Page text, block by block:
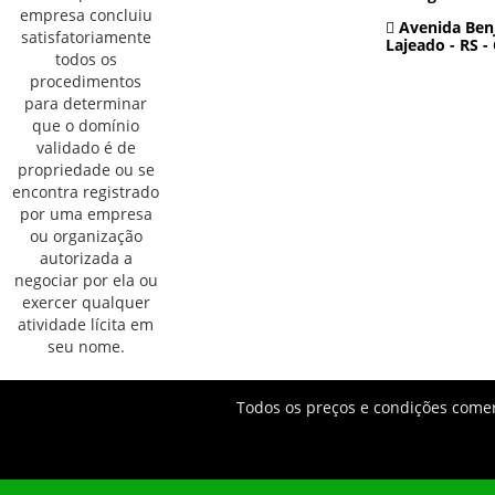
Avenida
Lajeado - RS -
Todos os preços e condições